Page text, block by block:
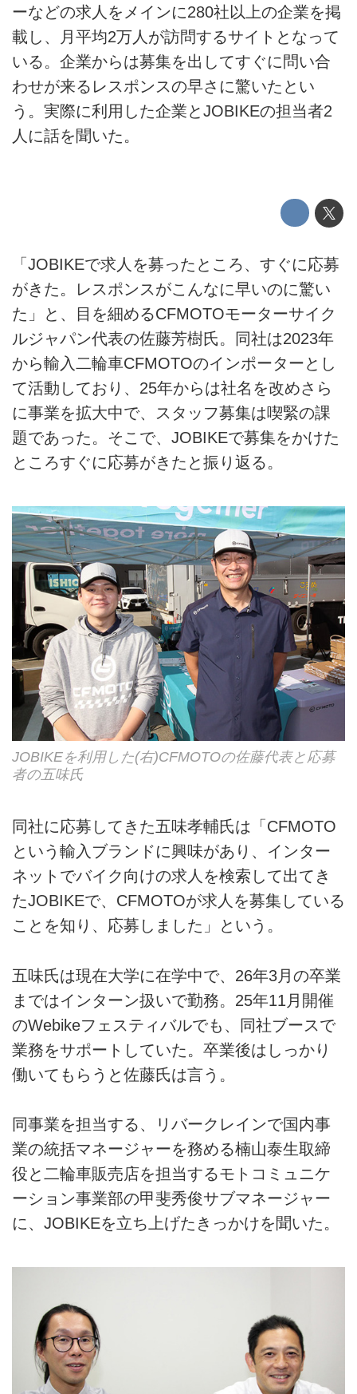
ーなどの求人をメインに280社以上の企業を掲
載し、月平均2万人が訪問するサイトとなって
いる。企業からは募集を出してすぐに問い合
わせが来るレスポンスの早さに驚いたとい
う。実際に利用した企業とJOBIKEの担当者2
人に話を聞いた。
「JOBIKEで求人を募ったところ、すぐに応募
がきた。レスポンスがこんなに早いのに驚い
た」と、目を細めるCFMOTOモーターサイク
ルジャパン代表の佐藤芳樹氏。同社は2023年
から輸入二輪車CFMOTOのインポーターとし
て活動しており、25年からは社名を改めさら
に事業を拡大中で、スタッフ募集は喫緊の課
題であった。そこで、JOBIKEで募集をかけた
ところすぐに応募がきたと振り返る。
JOBIKEを利用した(右)CFMOTOの佐藤代表と応募
者の五味氏
同社に応募してきた五味孝輔氏は「CFMOTO
という輸入ブランドに興味があり、インター
ネットでバイク向けの求人を検索して出てき
たJOBIKEで、CFMOTOが求人を募集している
ことを知り、応募しました」という。
五味氏は現在大学に在学中で、26年3月の卒業
まではインターン扱いで勤務。25年11月開催
のWebikeフェスティバルでも、同社ブースで
業務をサポートしていた。卒業後はしっかり
働いてもらうと佐藤氏は言う。
同事業を担当する、リバークレインで国内事
業の統括マネージャーを務める楠山泰生取締
役と二輪車販売店を担当するモトコミュニケ
ーション事業部の甲斐秀俊サブマネージャー
に、JOBIKEを立ち上げたきっかけを聞いた。